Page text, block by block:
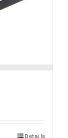
Details